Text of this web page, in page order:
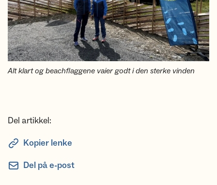
Alt klart og beachflaggene vaier godt i den sterke vinden
Del artikkel:
Kopier lenke
Del på e-post